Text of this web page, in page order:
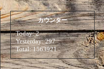
カウンター
Today:2
Yesterday:297
Total:1563921